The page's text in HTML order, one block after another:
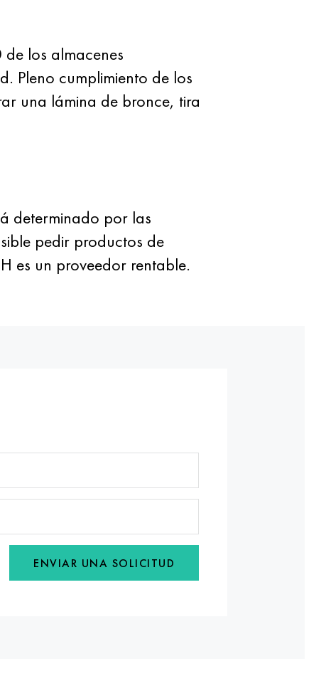
los almacenes
Pleno cumplimiento de los
una lámina de bronce, tira
determinado por las
pedir productos de
es un proveedor rentable.
ENVIAR UNA SOLICITUD